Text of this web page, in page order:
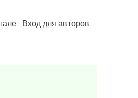
Вход для авторов